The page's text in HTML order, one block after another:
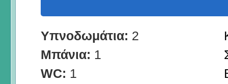
Υπνοδωμάτια: 2
Μπάνια: 1
WC: 1